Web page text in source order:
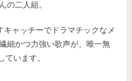
の二人組。
キャッチーでドラマチックなメ
細かつ力強い歌声が、唯一無
ています。